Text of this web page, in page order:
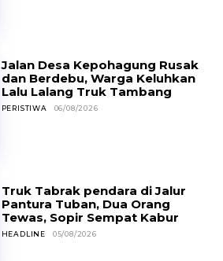
Jalan Desa Kepohagung Rusak
dan Berdebu, Warga Keluhkan
Lalu Lalang Truk Tambang
PERISTIWA 06/08/2026
Truk Tabrak pendara di Jalur
Pantura Tuban, Dua Orang
Tewas, Sopir Sempat Kabur
HEADLINE 05/08/2026